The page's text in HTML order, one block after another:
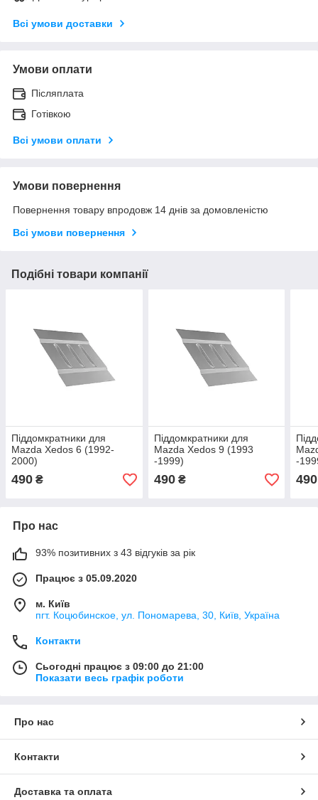
Всі умови доставки
Умови оплати
Післяплата
Готівкою
Всі умови оплати
Умови повернення
Повернення товару впродовж 14 днів за домовленістю
Всі умови повернення
Подібні товари компанії
Піддомкратники для
Mazda Xedos 6 (1992-
2000)
490 ₴
Піддомкратники для
Mazda Xedos 9 (1993
-1999)
490₴
-
490
Про нас
93% позитивних з 43 відгуків за рік
Працює з 05.09.2020
м. Київ
пгт. Коцюбинское, ул. Пономарева, 30, Київ, Україна
Контакти
Сьогодні працює з 09:00 до 21:00
Показати весь графік роботи
Про нас
Контакти
Доставка та оплата